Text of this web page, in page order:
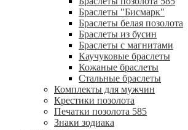
Браслеты "Бисмарк"
Браслеты белая позолота
Браслеты из бусин
Браслеты с магнитами
Каучуковые браслеты
Кожаные браслеты
Стальные браслеты
Комплекты для мужчин
Крестики позолота
Печатки позолота 585
Знаки зодиака